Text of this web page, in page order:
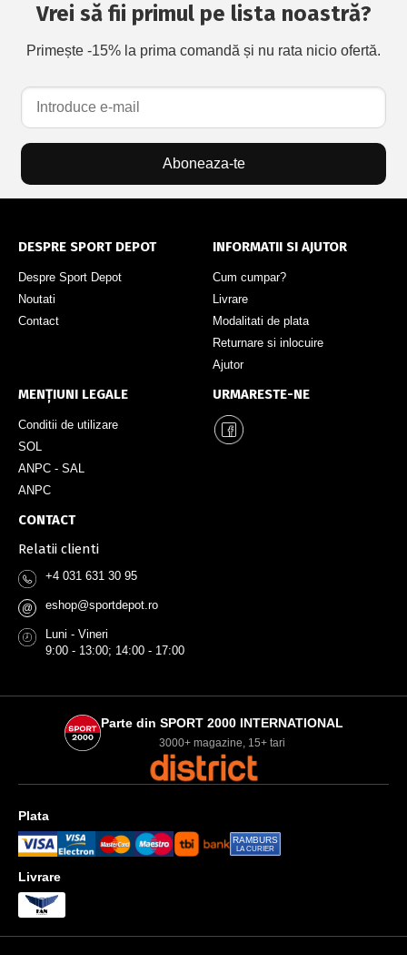
Vrei să fii primul pe lista noastră?
Primește -15% la prima comandă și nu rata nicio ofertă.
Aboneaza-te
DESPRE SPORT DEPOT
Despre Sport Depot
Noutati
Contact
INFORMATII SI AJUTOR
Cum cumpar?
Livrare
Modalitati de plata
Returnare si inlocuire
Ajutor
MENȚIUNI LEGALE
Conditii de utilizare
SOL
ANPC - SAL
ANPC
URMARESTE-NE
CONTACT
Relatii clienti
+4 031 631 30 95
@ eshop@sportdepot.ro
Luni - Vineri
9:00 - 13:00; 14:00 - 17:00
Parte din SPORT 2000 INTERNATIONAL
3000+ magazine, 15+ tari
Plata
RAMBURS
LA CURIER
Livrare